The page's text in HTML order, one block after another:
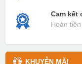
Cam kết
Hoàn
KHUYỄN MÃI